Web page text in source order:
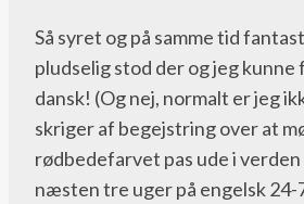
Så syret og på samme tid
pludselig stod der og jeg kunne
dansk! (Og nej, normalt er jeg
skriger af begejstring over at
rødbedefarvet pas ude i
næsten tre uger på engelsk 24-